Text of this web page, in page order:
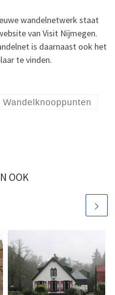
wandelnetwerk staat
van Visit Nijmegen.
is daarnaast ook het
te vinden.
Wandelknooppunten
OOK